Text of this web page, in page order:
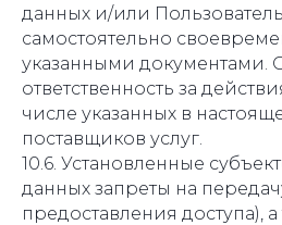
данных и/или
самостоятельно
указанными документами.
ответственность за
числе указанных в
поставщиков услуг.
10.6. Установленные
данных запреты на
предоставления доступа),